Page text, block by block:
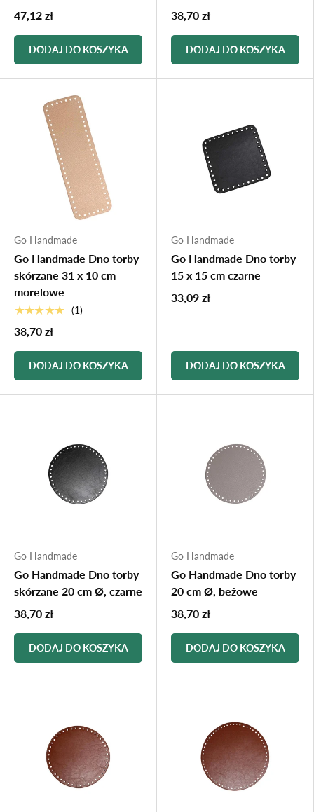
47,12 zł
DODAJ DO KOSZYKA
38,70 zł
DODAJ DO KOSZYKA
Go Handmade
Go Handmade Dno torby
skórzane 31 x 10 cm
morelowe
★★★★★ (1)
38,70 zł
DODAJ DO KOSZYKA
Go Handmade
Go Handmade Dno torby
15 x 15 cm czarne
33,09 zł
DODAJ DO KOSZYKA
Go Handmade
Go Handmade Dno torby
skórzane 20 cm Ø, czarne
38,70 zł
DODAJ DO KOSZYKA
Go Handmade
Go Handmade Dno torby
20 cm Ø, beżowe
38,70 zł
DODAJ DO KOSZYKA